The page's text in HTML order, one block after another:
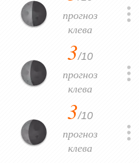
прогноз
клева
3/10
прогноз
клева
3/10
прогноз
клева